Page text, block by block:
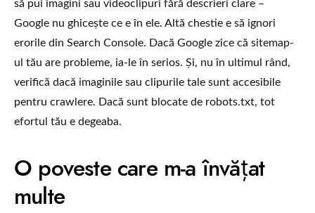
să pui imagini sau videoclipuri fără descrieri clare –
Google nu ghicește ce e în ele. Altă chestie e să ignori
erorile din Search Console. Dacă Google zice că sitemap-
ul tău are probleme, ia-le în serios. Și, nu în ultimul rând,
verifică dacă imaginile sau clipurile tale sunt accesibile
pentru crawlere. Dacă sunt blocate de robots.txt, tot
efortul tău e degeaba.
O poveste care m-a învățat
multe